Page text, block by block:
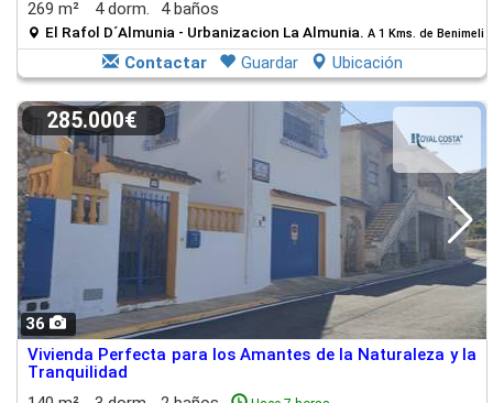
269 m² 4 dorm. 4 baños
El Rafol D´Almunia - Urbanizacion La Almunia. A 1 Kms. de Benimeli
Contactar Guardar Ubicación
36
285.000€
Vivienda Perfecta para los Amantes de la Naturaleza y la
Tranquilidad